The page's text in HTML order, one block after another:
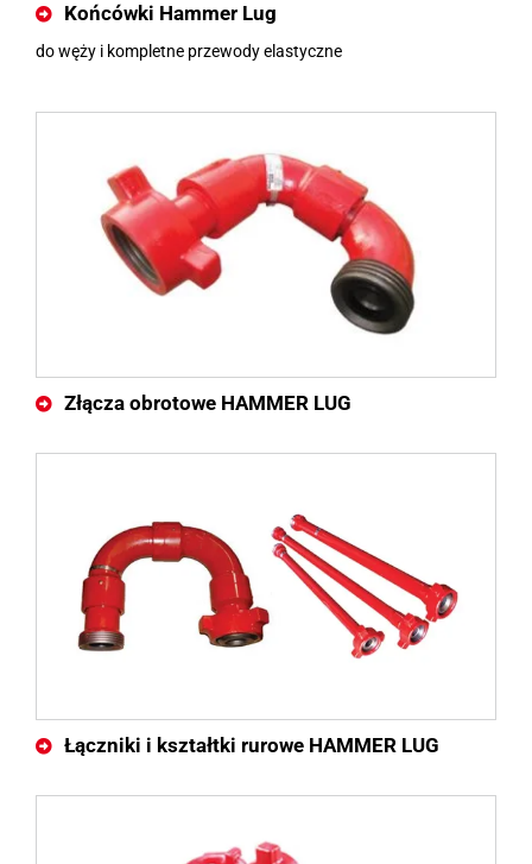
Końcówki Hammer Lug
do węży i kompletne przewody elastyczne
Złącza obrotowe HAMMER LUG
Łączniki i kształtki rurowe HAMMER LUG